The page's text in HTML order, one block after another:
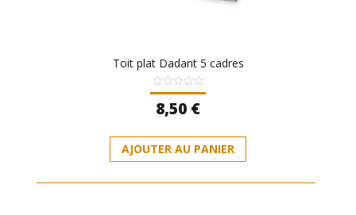
Toit plat Dadant 5 cadres
Note
0
sur
8,50 €
AJOUTER AU PANIER